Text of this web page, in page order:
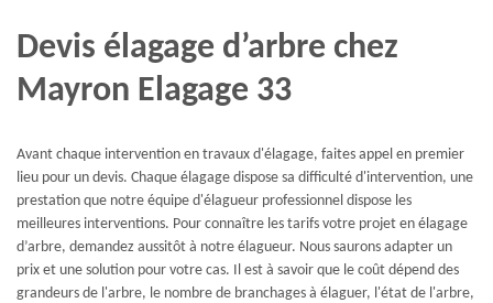
Devis élagage d’arbre chez
Mayron Elagage 33
Avant chaque intervention en travaux d'élagage, faites appel en premier
lieu pour un devis. Chaque élagage dispose sa difficulté d'intervention, une
prestation que notre équipe d'élagueur professionnel dispose les
meilleures interventions. Pour connaître les tarifs votre projet en élagage
d’arbre, demandez aussitôt à notre élagueur. Nous saurons adapter un
prix et une solution pour votre cas. Il est à savoir que le coût dépend des
grandeurs de l'arbre, le nombre de branchages à élaguer, l'état de l'arbre,